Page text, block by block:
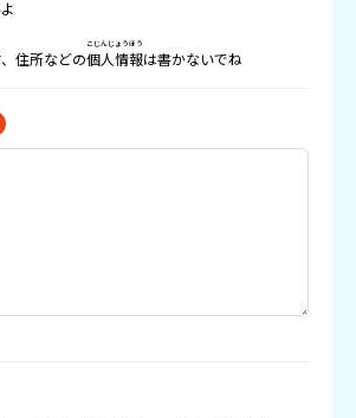
住所などの個人情報
こじんじょうほう
は書かないでね